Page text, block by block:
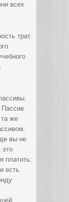
всех
трат.
же
вы не
это
платить:
есть